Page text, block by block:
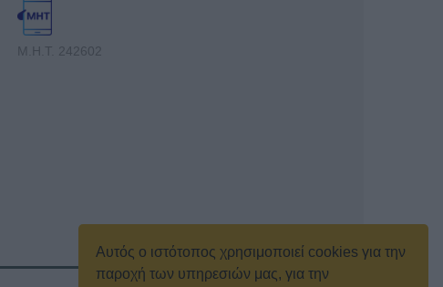
Αυτός ο ιστότοπος χρησιμοποιεί cookies για την
παροχή των υπηρεσιών μας, για την
Μ.Η.Τ. 242602